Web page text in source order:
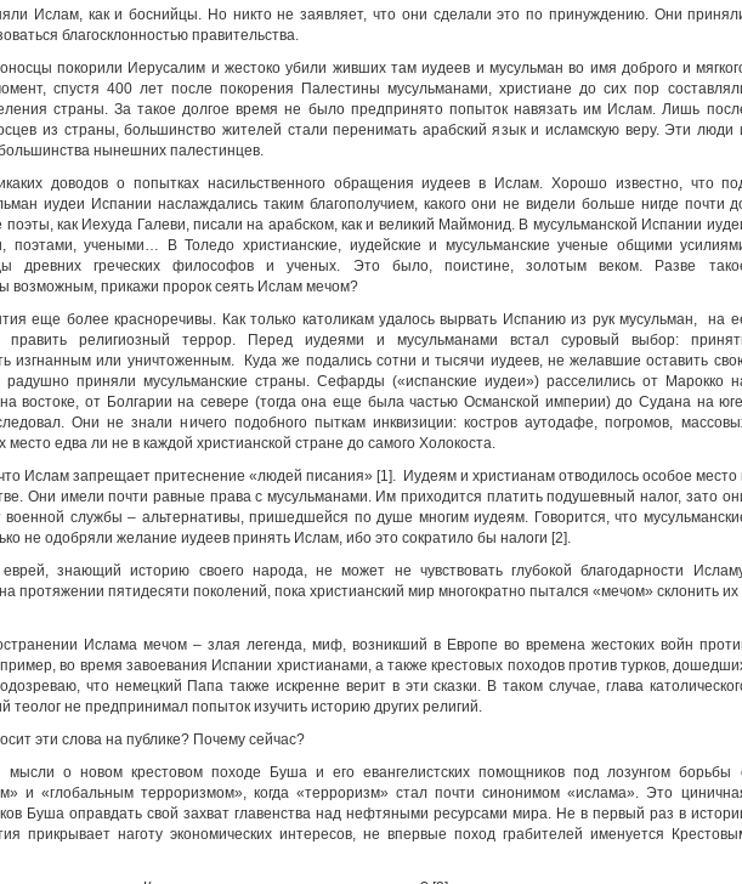
Ислам, как и боснийцы. Но никто не заявляет, что они сделали это по принуждению. Они
благосклонностью правительства.
покорили Иерусалим и жестоко убили живших там иудеев и мусульман во имя доброго и
спустя 400 лет после покорения Палестины мусульманами, христиане до сих пор
страны. За такое долгое время не было предпринято попыток навязать им Ислам. Лишь
из страны, большинство жителей стали перенимать арабский язык и исламскую веру. Эти люди
нынешних палестинцев.
доводов о попытках насильственного обращения иудеев в Ислам. Хорошо известно, что
иудеи Испании наслаждались таким благополучием, какого они не видели больше нигде почти
поэты, как Иехуда Галеви, писали на арабском, как и великий Маймонид. В мусульманской Испании
поэтами, учеными… В Толедо христианские, иудейские и мусульманские ученые общими
древних греческих философов и ученых. Это было, поистине, золотым веком. Разве
возможным, прикажи пророк сеять Ислам мечом?
еще более красноречивы. Как только католикам удалось вырвать Испанию из рук мусульман, на
править религиозный террор. Перед иудеями и мусульманами встал суровый выбор:
изгнанным или уничтоженным. Куда же подались сотни и тысячи иудеев, не желавшие оставить
радушно приняли мусульманские страны. Сефарды («испанские иудеи») расселились от Марокко
востоке, от Болгарии на севере (тогда она еще была частью Османской империи) до Судана на
Они не знали ничего подобного пыткам инквизиции: костров аутодафе, погромов,
место едва ли не в каждой христианской стране до самого Холокоста.
Ислам запрещает притеснение «людей писания» [1]. Иудеям и христианам отводилось особое место
Они имели почти равные права с мусульманами. Им приходится платить подушевный налог, зато
военной службы – альтернативы, пришедшейся по душе многим иудеям. Говорится, что
не одобряли желание иудеев принять Ислам, ибо это сократило бы налоги [2].
знающий историю своего народа, не может не чувствовать глубокой благодарности
протяжении пятидесяти поколений, пока христианский мир многократно пытался «мечом» склонить их
Ислама мечом – злая легенда, миф, возникший в Европе во времена жестоких войн
во время завоевания Испании христианами, а также крестовых походов против турков,
что немецкий Папа также искренне верит в эти сказки. В таком случае, глава
теолог не предпринимал попыток изучить историю других религий.
эти слова на публике? Почему сейчас?
мысли о новом крестовом походе Буша и его евангелистских помощников под лозунгом борьбы
и «глобальным терроризмом», когда «терроризм» стал почти синонимом «ислама». Это
Буша оправдать свой захват главенства над нефтяными ресурсами мира. Не в первый раз в
прикрывает наготу экономических интересов, не впервые поход грабителей именуется